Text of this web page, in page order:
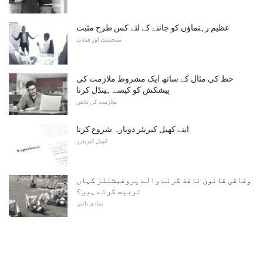
عظیم رہنماؤں کو جاننے کے لئے کس طرح مثبت
مینجمنٹ اور قیادت
خط کی مثال کے ساتھ ایک مشروط ملازمت کی
پیشکش کو کیسے ہینڈل کرنا
ملازمت کی تلاش
اپنے کھیل کیریئر دوبارہ شروع کرنا
کھیل کیریئرز
وفاقی قانون نافذ کرنے والے پروفیشنلز کہاں
تربیت کرتے ہیں؟
بنیادی باتیں